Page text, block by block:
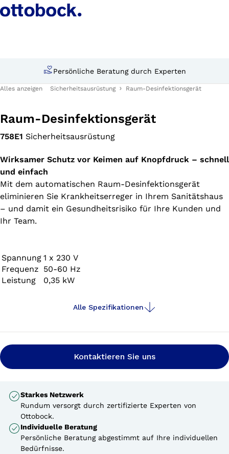
Persönliche Beratung durch Experten
Alles anzeigen Sicherheitsausrüstung Raum-Desinfektionsgerät
Raum-Desinfektionsgerät
758E1 Sicherheitsausrüstung
Wirksamer Schutz vor Keimen auf Knopfdruck – schnell
und einfach
Mit dem automatischen Raum-Desinfektionsgerät
eliminieren Sie Krankheitserreger in Ihrem Sanitätshaus
– und damit ein Gesundheitsrisiko für Ihre Kunden und
Ihr Team.
Spannung 1 x 230 V
Frequenz 50-60 Hz
Leistung
0,35 kW
Alle Spezifikationen
Kontaktieren Sie uns
Starkes Netzwerk
Rundum versorgt durch zertifizierte Experten von
Ottobock.
Individuelle Beratung
Persönliche Beratung abgestimmt auf Ihre individuellen
Bedürfnisse.